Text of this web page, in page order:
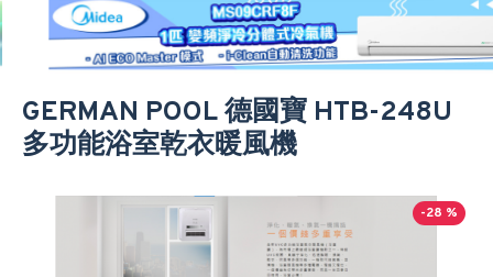
GERMAN POOL 德國寶 HTB-248U
多功能浴室乾衣暖風機
-28 %